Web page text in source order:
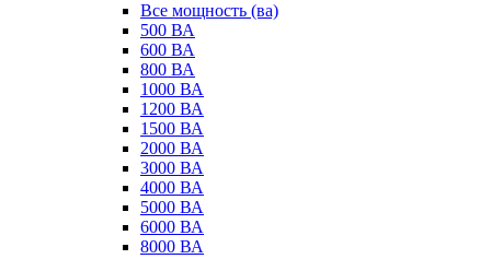
Все мощность (ва)
500 ВА
600 ВА
800 ВА
1000 ВА
1200 ВА
1500 ВА
2000 ВА
3000 ВА
4000 ВА
5000 ВА
6000 ВА
8000 ВА